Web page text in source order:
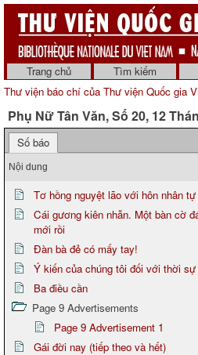
Trang chủ Tìm kiếm
Thư viện báo chí của Thư viện Quốc gia
Phụ Nữ Tân Văn, Số 20, 12
Số báo
Nội dung
Tơ hồng nguyệt lão với hôn nhân tự
Cái gương kiên nhẫn. Một bàn cờ
mới rồi
Đàn bà đẻ có mấy tay!
Ý kiến của chúng tôi đối với thời sự
Ba điều cần
Page 9 Advertisements
Page 9 Advertisement 1
Gái đời nay (tiếp theo và hết)